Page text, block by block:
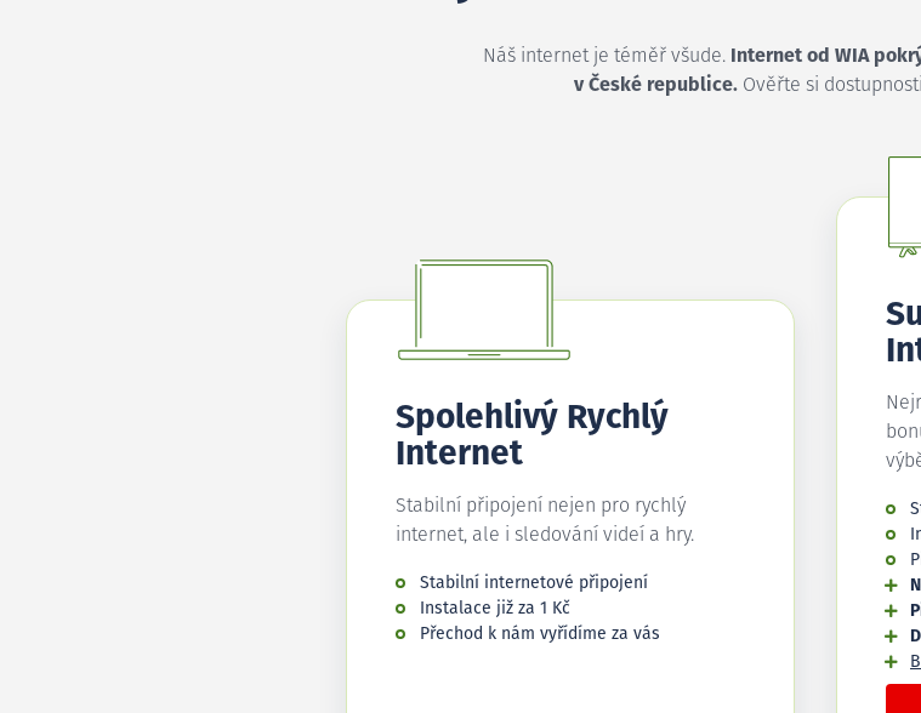
Náš internet je téměř všude.
Internet od WIA
v České republice. Ověřte si
Spolehlivý Rychlý
Internet
Stabilní připojení nejen pro rychlý
internet, ale i sledování videí a hry.
Stabilní internetové připojení
Instalace již za 1 Kč
Přechod k nám vyřídíme za vás